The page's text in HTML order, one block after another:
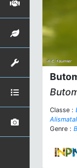
Classe :
Genre :